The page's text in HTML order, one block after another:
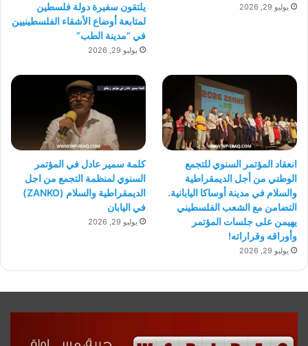
يوليو 29, 2026
يلتقون سفيرة دولة فلسطين
لمتابعة أوضاع الأشقاء الفلسطينيين
في “مدينة الطب”
يوليو 29, 2026
انعقاد المؤتمر السنوي للتجمع
الوطني من أجل الديمقراطية
والسلام في مدينة أوساكا اليابانية.
التضامن مع الشعب الفلسطيني
يهيمن على جلسات المؤتمر
وأوراقه وقراراته!
يوليو 29, 2026
كلمة سمير عادل في المؤتمر
السنوي لمنظمة التجمع من اجل
الديمقراطية والسلام (ZANKO)
في اليابان
يوليو 29, 2026